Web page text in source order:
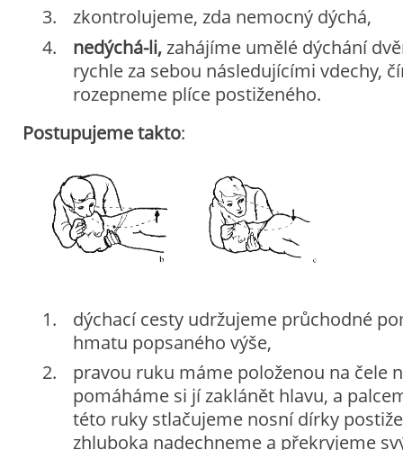
zkontrolujeme, zda nemocný dýchá,
nedýchá-li,zahájíme umělé dýchání
rychle za sebou následujícími vdechy,
rozepneme plíce postiženého.
Postupujeme takto:
dýchací cesty udržujeme průchodné
hmatu popsaného výše,
pravou ruku máme položenou na čele
pomáháme si jí zaklánět hlavu, a
této ruky stlačujeme nosní dírky
zhluboka nadechneme a překryjeme